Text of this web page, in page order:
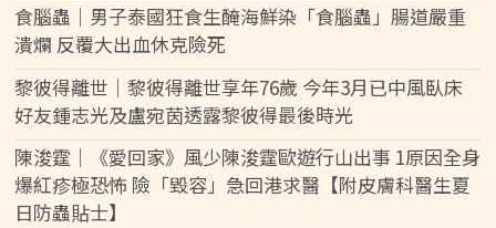
食腦蟲｜男子泰國狂食生醃海鮮染「食腦蟲」腸道嚴重
潰爛 反覆大出血休克險死
黎彼得離世｜黎彼得離世享年76歲 今年3月已中風臥床
好友鍾志光及盧宛茵透露黎彼得最後時光
陳浚霆｜《愛回家》風少陳浚霆歐遊行山出事 1原因全身
爆紅疹極恐怖 險「毀容」急回港求醫【附皮膚科醫生夏
日防蟲貼士】